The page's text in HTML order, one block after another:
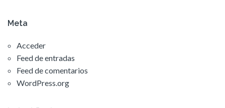
Meta
Acceder
Feed de entradas
Feed de comentarios
WordPress.org